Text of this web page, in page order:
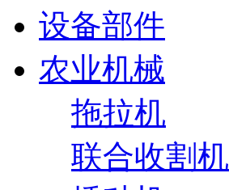
设备部件
农业机械
拖拉机
联合收割机